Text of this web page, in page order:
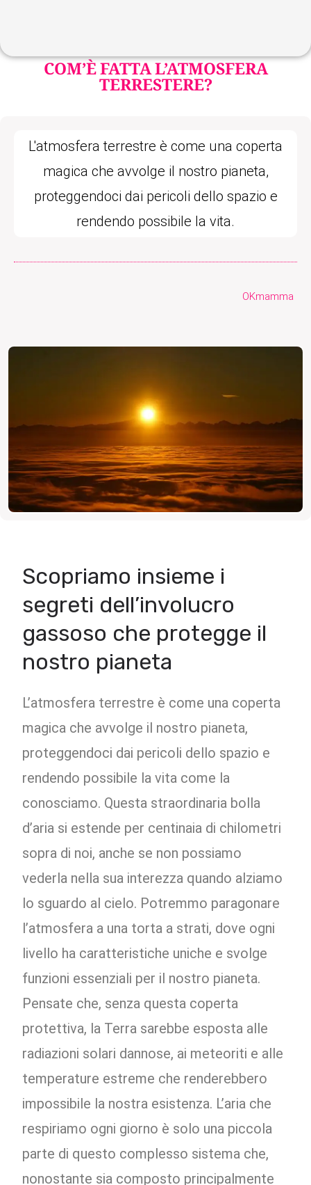
COM’È FATTA L’ATMOSFERA
TERRESTERE?
L'atmosfera terrestre è come una coperta
magica che avvolge il nostro pianeta,
proteggendoci dai pericoli dello spazio e
rendendo possibile la vita.
OKmamma
Scopriamo insieme i
segreti dell’involucro
gassoso che protegge il
nostro pianeta
L’atmosfera terrestre è come una coperta
magica che avvolge il nostro pianeta,
proteggendoci dai pericoli dello spazio e
rendendo possibile la vita come la
conosciamo. Questa straordinaria bolla
d’aria si estende per centinaia di chilometri
sopra di noi, anche se non possiamo
vederla nella sua interezza quando alziamo
lo sguardo al cielo. Potremmo paragonare
l’atmosfera a una torta a strati, dove ogni
livello ha caratteristiche uniche e svolge
funzioni essenziali per il nostro pianeta.
Pensate che, senza questa coperta
protettiva, la Terra sarebbe esposta alle
radiazioni solari dannose, ai meteoriti e alle
temperature estreme che renderebbero
impossibile la nostra esistenza. L’aria che
respiriamo ogni giorno è solo una piccola
parte di questo complesso sistema che,
nonostante sia composto principalmente